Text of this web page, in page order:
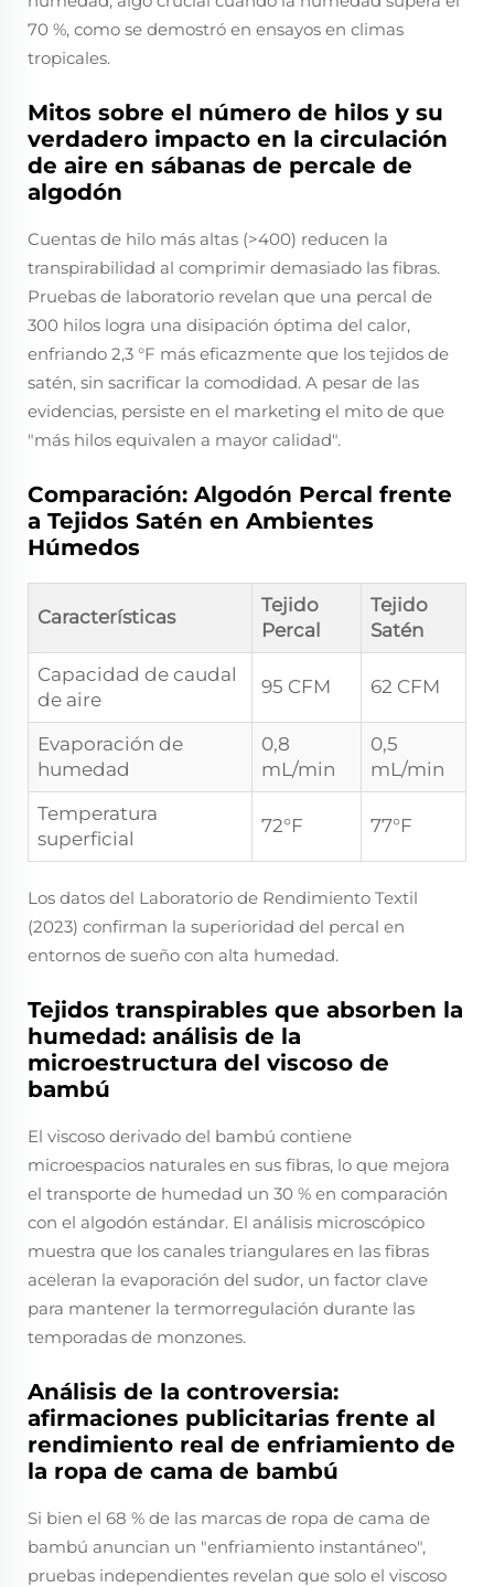
70 %, como se demostró en ensayos en climas
tropicales.
Mitos sobre el número de hilos y su
verdadero impacto en la circulación
de aire en sábanas de percale de
algodón
Cuentas de hilo más altas (>400) reducen la
transpirabilidad al comprimir demasiado las fibras.
Pruebas de laboratorio revelan que una percal de
300 hilos logra una disipación óptima del calor,
enfriando 2,3 °F más eficazmente que los tejidos de
satén, sin sacrificar la comodidad. A pesar de las
evidencias, persiste en el marketing el mito de que
"más hilos equivalen a mayor calidad".
Comparación: Algodón Percal frente
a Tejidos Satén en Ambientes
Húmedos
Características
Tejido
Percal
Tejido
Satén
Capacidad de caudal
de aire
95 CFM 62 CFM
Evaporación de
humedad
0,8
mL/min
0,5
mL/min
Temperatura
superficial
72°F 77°F
Los datos del Laboratorio de Rendimiento Textil
(2023) confirman la superioridad del percal en
entornos de sueño con alta humedad.
Tejidos transpirables que absorben la
humedad: análisis de la
microestructura del viscoso de
bambú
El viscoso derivado del bambú contiene
microespacios naturales en sus fibras, lo que mejora
el transporte de humedad un 30 % en comparación
con el algodón estándar. El análisis microscópico
muestra que los canales triangulares en las fibras
aceleran la evaporación del sudor, un factor clave
para mantener la termorregulación durante las
temporadas de monzones.
Análisis de la controversia:
afirmaciones publicitarias frente al
rendimiento real de enfriamiento de
la ropa de cama de bambú
Si bien el 68 % de las marcas de ropa de cama de
bambú anuncian un "enfriamiento instantáneo",
pruebas independientes revelan que solo el viscoso